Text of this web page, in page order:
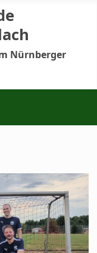
Nürnberger